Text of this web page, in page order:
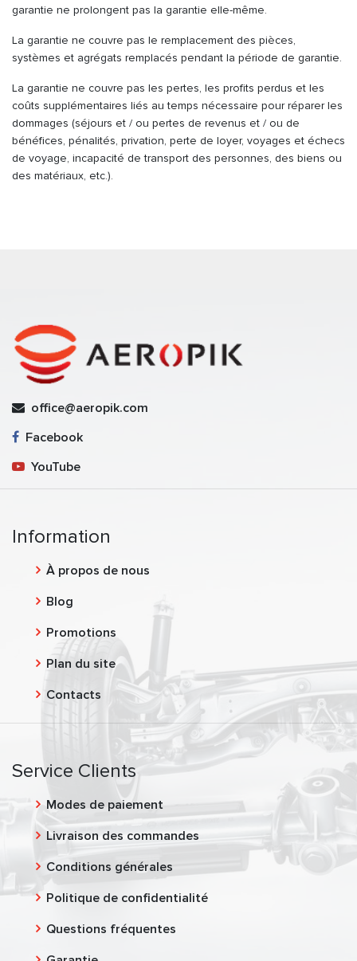
garantie ne prolongent pas la garantie elle-même.
La garantie ne couvre pas le remplacement des pièces,
systèmes et agrégats remplacés pendant la période de garantie.
La garantie ne couvre pas les pertes, les profits perdus et les
coûts supplémentaires liés au temps nécessaire pour réparer les
dommages (séjours et / ou pertes de revenus et / ou de
bénéfices, pénalités, privation, perte de loyer, voyages et échecs
de voyage, incapacité de transport des personnes, des biens ou
des matériaux, etc.).
office@aeropik.com
Facebook
YouTube
Information
À propos de nous
Blog
Promotions
Plan du site
Contacts
Service Clients
Modes de paiement
Livraison des commandes
Conditions générales
Politique de confidentialité
Questions fréquentes